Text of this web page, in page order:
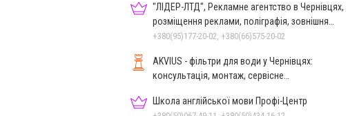
"ЛІДЕР-ЛТД", Рекламне агентство в Чернівцях,
розміщення реклами, поліграфія, зовнішня
реклама
+380(95)177-20-02, +380(66)575-20-02
AKVIUS - фільтри для води у Чернівцях:
консультація, монтаж, сервісне
Школа англійської мови Профі-Центр